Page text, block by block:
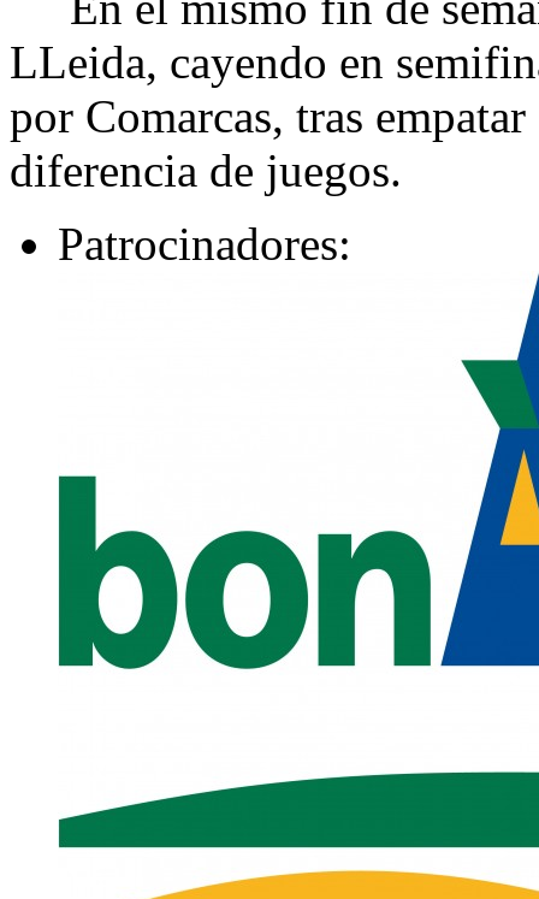
LLeida, cayendo en
por Comarcas, tras
diferencia de juegos.
Patrocinadores: